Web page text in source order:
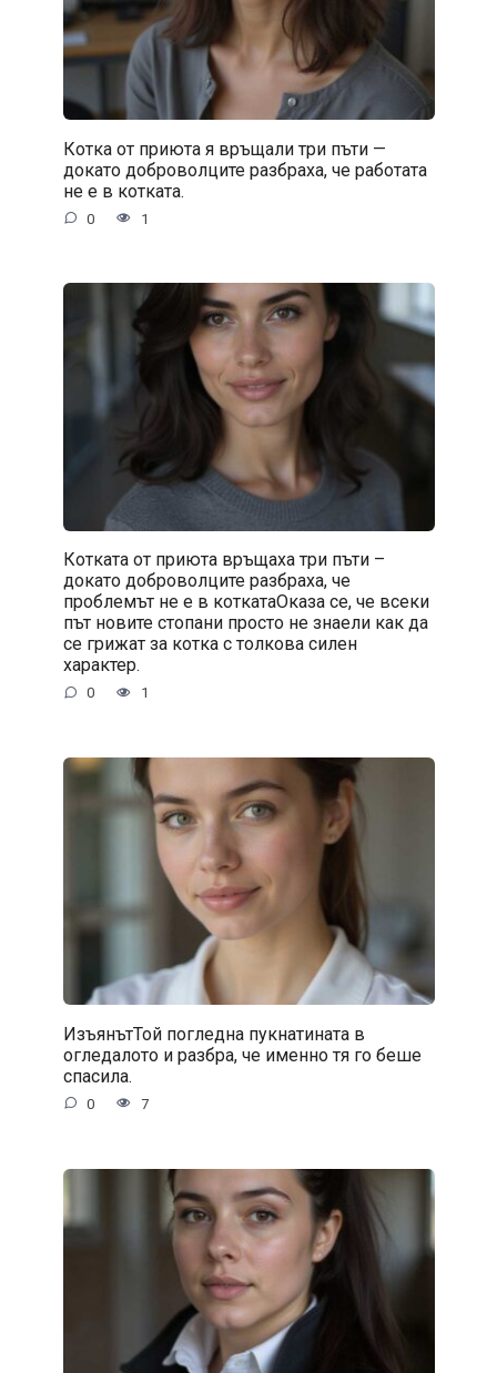
Котка от приюта я връщали три пъти —
докато доброволците разбраха, че работата
не е в котката.
0 1
Котката от приюта връщаха три пъти –
докато доброволците разбраха, че
проблемът не е в коткатаОказа се, че всеки
път новите стопани просто не знаели как да
се грижат за котка с толкова силен
характер.
0 1
ИзъянътТой погледна пукнатината в
огледалото и разбра, че именно тя го беше
спасила.
0 7